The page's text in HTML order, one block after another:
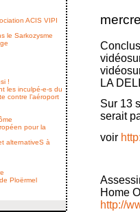
LA
Sur 13
serait
voir
Home
http://
ACIS VIPI
le Sarkozysme
!
les inculpé-e-s du
contre l’aéroport
pour la
alternativeS à
Ploërmel